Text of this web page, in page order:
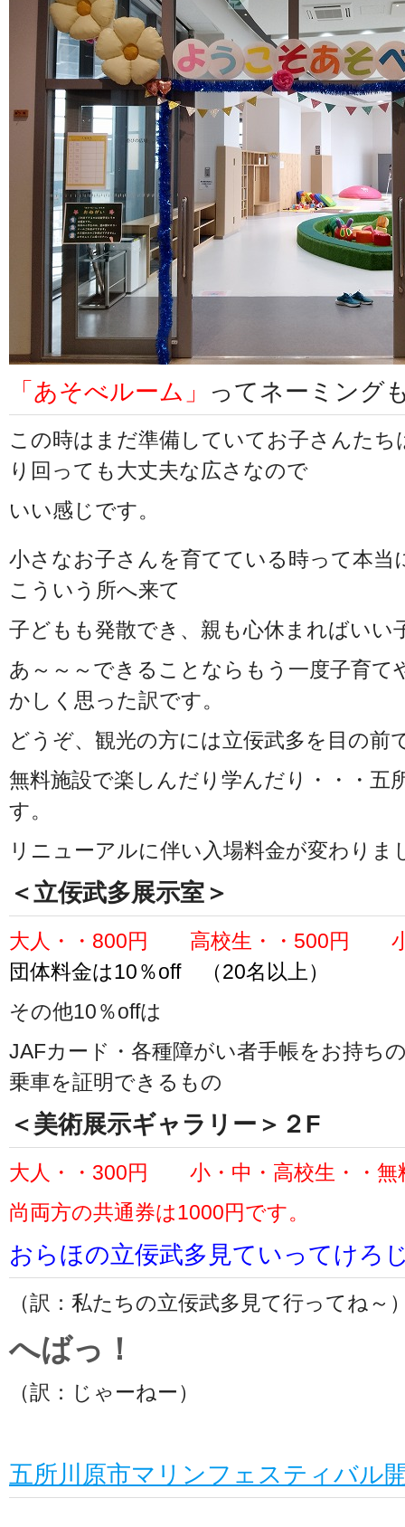
「あそべルーム」 ってネーミング
この時はまだ準備していてお子さんた
り回っても大丈夫な広さなので
いい感じです。
小さなお子さんを育てている時って本当
こういう所へ来て
子どもも発散でき、親も心休まればいい
あ～～～できることならもう一度子育て
かしく思った訳です。
どうぞ、観光の方には立佞武多を目の前
無料施設で楽しんだり学んだり・・・五
す。
リニューアルに伴い入場料金が変わりま
＜立佞武多展示室＞
大人・・800円 高校生・・500円 小
団体料金は10％off （20名以上）
その他10％offは
JAFカード・各種障がい者手帳をお持ち
乗車を証明できるもの
＜美術展示ギャラリー＞２F
大人・・300円 小・中・高校生・・無
尚両方の共通券は1000円です。
おらほの立佞武多見ていってけろ
（訳：私たちの立佞武多見て行ってね～
へばっ！
（訳：じゃーねー）
五所川原市マリンフェスティバル